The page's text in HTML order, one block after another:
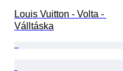
Louis Vuitton - Volta -
Válltáska